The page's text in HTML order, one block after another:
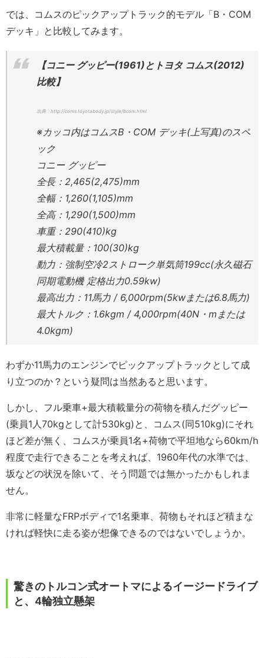
では、コムスのピックアップトラック的モデル「B・COM
デッキ」と比較してみます。
【コニー グッピー(1961)とトヨタ コムス(2012)
比較】
出典：http://coms.toyotabody.jp/style/bcom.html
※カッコ内はコムスB・COM デッキ(上写真)のスペ
ック
コニー グッピー
全長：2,465(2,475)mm
全幅：1,260(1,105)mm
全高：1,290(1,500)mm
車重：290(410)kg
最大積載量：100(30)kg
動力：強制空冷2ストローク単気筒199cc(永久磁石
同期電動機 定格出力0.59kw)
最高出力：11馬力 / 6,000rpm(5kwまたは6.8馬力)
最大トルク：1.6kgm / 4,000rpm(40N・mまたは
4.0kgm)
わずか11馬力のエンジンでピックアップトラックとして成
り立つのか？という疑問は当然あると思います。
しかし、フル乗車+最大積載量分の荷物を積んだグッピー
(乗員1人70kgとして計530kg)と、コムス(同510kg)にそれ
ほど差が無く、コムスが乗員1名+荷物で平坦地なら60km/h
程度で走行できることを考えれば、1960年代の水準では、
坂などの状況を除いて、そう問題では無かったかもしれま
せん。
非常に軽量なFRPボディで1名乗車、荷物もそれほど積まな
ければ軽快に走る姿が想像できるのではないでしょうか。
驚きのトルコン式オートマによるイージードライブ
と、4輪独立懸架